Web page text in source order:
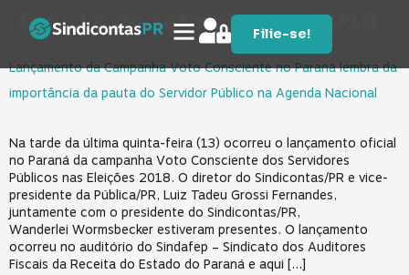
Filie-se!
Dia:14 de setembro de 2018
Lançamento da Campanha Voto Consciente no Paraná lembra da
importância da pauta do Servidor Público na Agenda Nacional
Na tarde da última quinta-feira (13) ocorreu o lançamento oficial
no Paraná da campanha Voto Consciente dos Servidores
Públicos nas Eleições 2018. O diretor do Sindicontas/PR e vice-
presidente da Pública/PR, Luiz Tadeu Grossi Fernandes,
juntamente com o presidente do Sindicontas/PR,
Wanderlei Wormsbecker estiveram presentes. O lançamento
ocorreu no auditório do Sindafep – Sindicato dos Auditores
Fiscais da Receita do Estado do Paraná e aqui […]